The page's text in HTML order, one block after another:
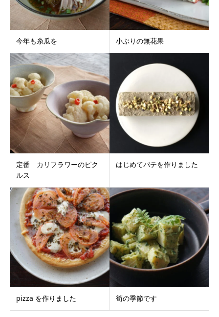
今年も糸瓜を 小ぶりの無花果
定番 カリフラワーのピク
ルス
はじめてパテを作りました
pizza を作りました 筍の季節です